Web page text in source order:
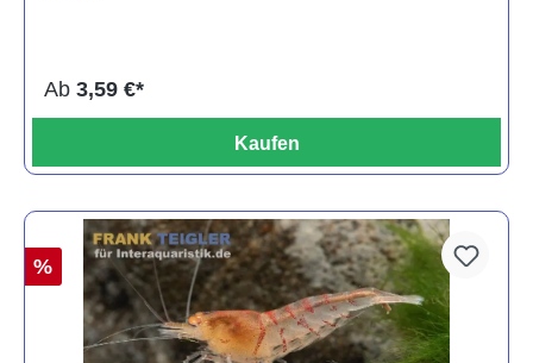
Ab 3,59 €*
Kaufen
%